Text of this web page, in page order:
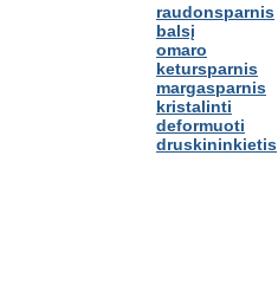
raudonsparnis
balsį
omaro
ketursparnis
margasparnis
kristalinti
deformuoti
druskininkietis